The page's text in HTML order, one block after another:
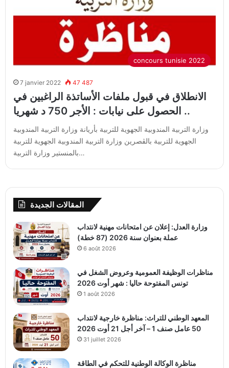
concours tunisie 2022
7 janvier 2022 47 487
الانطلاق في قبول ملفات الأساتذة الراغبين في
الحصول على نيابات : الأجر 750 د شهريا ..
وزارة التربية المندوبية الجهوية للتربية بأريانة وزارة التربية المندوبية
الجهوية للتربية بالڨصرين وزارة التربية المندوبية الجهوية للتربية
بالمنستير وزارة التربية…
المقالات الجديدة
وزارة العدل: إعلان عن امتحانات مهنية لانتداب
عملة بعنوان سنة 2026 (87 خطة)
6 août 2026
مناظرات الوظيفة العمومية وعروض الشغل في
تونس المفتوحة حاليا : شهر أوت 2026
1 août 2026
المعهد الوطني للتراث: مناظرة خارجية لانتداب
50 عامل صنف 1 – آخر أجل 21 أوت 2026
31 juillet 2026
مناظرة الوكالة الوطنية للتحكم في الطاقة